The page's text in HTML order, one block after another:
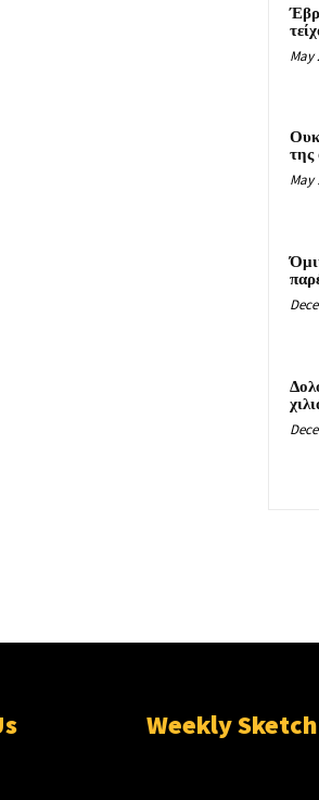
May
της
May
Weekly Sketch